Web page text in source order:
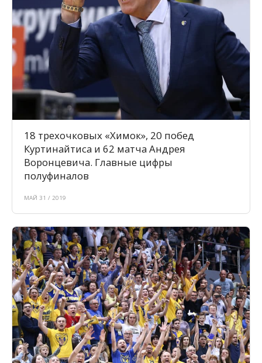
18 трехочковых «Химок», 20 побед
Куртинайтиса и 62 матча Андрея
Воронцевича. Главные цифры
полуфиналов
МАЙ 31 / 2019